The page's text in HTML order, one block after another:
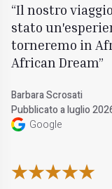
Il nostro
stato
torneremo in
African Dream
Barbara Scrosati
Pubblicato a luglio
Google